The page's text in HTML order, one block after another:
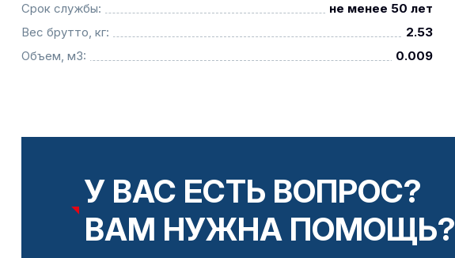
Срок службы:
не менее 50 лет
Вес брутто, кг:
2.53
Объем, м3:
0.009
У ВАС ЕСТЬ ВОПРОС?
ВАМ НУЖНА ПОМОЩЬ?